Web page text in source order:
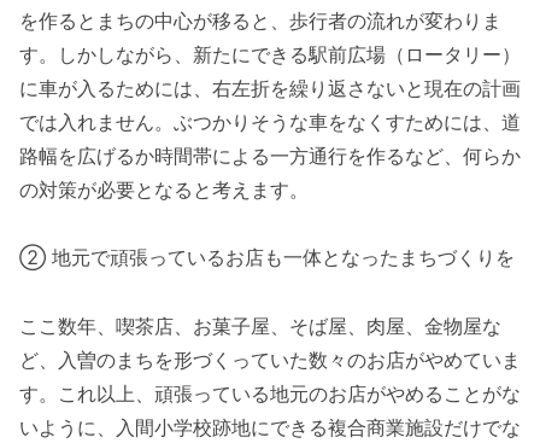
を作るとまちの中心が移ると、歩行者の流れが変わりま
す。しかしながら、新たにできる駅前広場（ロータリー）
に車が入るためには、右左折を繰り返さないと現在の計画
では入れません。ぶつかりそうな車をなくすためには、道
路幅を広げるか時間帯による一方通行を作るなど、何らか
の対策が必要となると考えます。
② 地元で頑張っているお店も一体となったまちづくりを
ここ数年、喫茶店、お菓子屋、そば屋、肉屋、金物屋な
ど、入曽のまちを形づくっていた数々のお店がやめていま
す。これ以上、頑張っている地元のお店がやめることがな
いように、入間小学校跡地にできる複合商業施設だけでな